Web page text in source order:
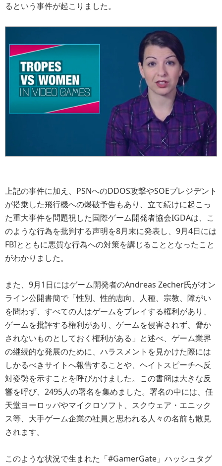
るという事件が起こりました。
上記の事件に加え、PSNへのDDOS攻撃やSOEプレジデント
が搭乗した飛行機への爆破予告もあり、立て続けに起こっ
た重大事件を問題視した国際ゲーム開発者協会IGDAは、こ
のような行為を批判する声明を8月末に発表し、9月4日には
FBIとともに悪質な行為への対策を講じることとなったこと
がわかりました。
また、9月1日にはゲーム開発者のAndreas Zecher氏がオン
ライン公開書簡で「性別、性的志向、人種、宗教、障がい
を問わず、すべての人はゲームをプレイする権利があり、
ゲームを批評する権利があり、ゲームを侵害されず、脅か
されないものとしておく権利がある」と述べ、ゲーム業界
の継続的な発展のために、ハラスメントを見かけた際には
しかるべきサイトへ報告することや、ヘイトスピーチへ反
対姿勢を示すことを呼びかけました。この書簡は大きな反
響を呼び、2495人の署名を集めました。署名の中には、任
天堂ヨーロッパやマイクロソフト、スクウェア・エニック
ス等、大手ゲーム企業の社員と思われる人々の名前も散見
されます。
このような状況で生まれた「#GamerGate」ハッシュタグ